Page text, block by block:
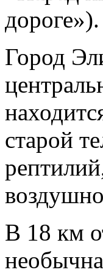
дороге»).
Город
старой
В 18 км